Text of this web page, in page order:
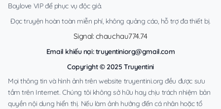
Boylove VIP để phục vụ độc giả.
Đọc truyện hoàn toàn miễn phí, không quảng cáo, hỗ trợ đa thiết bị.
Signal: chauchau774.74
Email khiếu nại:truyentiniorg@gmail.com
Copyright © 2025 Truyentini
Mọi thông tin và hình ảnh trên website truyentini.org đều được sưu
tầm trên Internet. Chúng tôi không sở hữu hay chịu trách nhiệm bản
quyền nội dung hiển thị. Nếu làm ảnh hưởng đến cá nhân hoặc tổ